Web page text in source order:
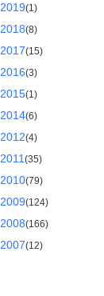
2019(1)
2018(8)
2017(15)
2016(3)
2015(1)
2014(6)
2012(4)
2011 (35)
2010(79)
2009(124)
2008(166)
2007(12)